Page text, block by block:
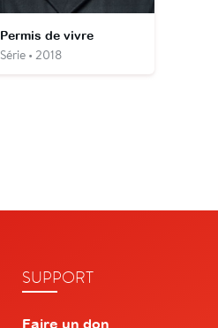
Permis de vivre
Série • 2018
SUPPORT
Faire un don